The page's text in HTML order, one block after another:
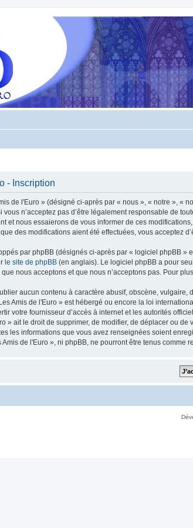
- Inscription
de l'Euro » (désigné ci-après par « nous », « notre », «
vous n’acceptez pas d’être légalement responsable de
et nous essaierons de vous informer de ces
des modifications aient été effectuées, vous acceptez
par phpBB (désignés ci-après par « logiciel phpBB
le site de phpBB (en anglais). Le logiciel phpBB a pour
nous acceptons et que nous n’acceptons pas. Pour
aucun contenu à caractère abusif, obscène,
Amis de l'Euro » est hébergé ou encore la loi
votre fournisseur d’accès à internet et les autorités
» ait le droit de supprimer, de modifier, de déplacer ou
les informations que vous avez renseignées soient
de l'Euro », ni phpBB, ne pourront être tenus